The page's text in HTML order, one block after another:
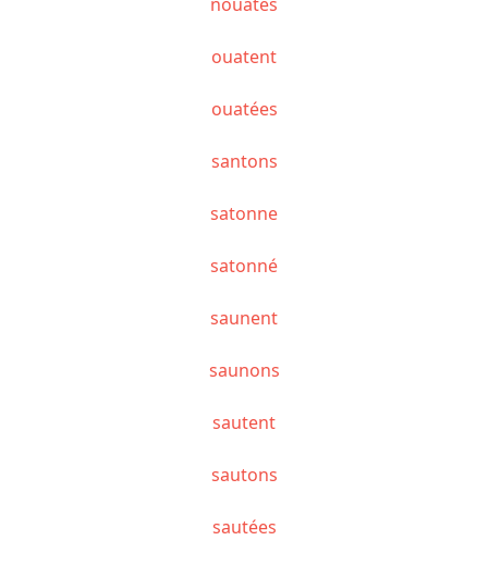
ouatent
ouatées
santons
satonne
satonné
saunent
saunons
sautent
sautons
sautées